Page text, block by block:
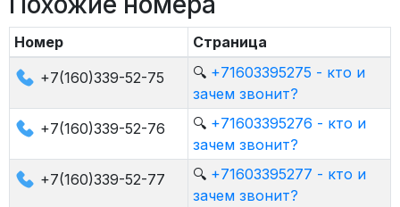
Номер
Страница
+7(160)339-52-75
🔍 +71603395275 - кто и
зачем звонит?
+7(160)339-52-76
🔍 +71603395276 - кто и
зачем звонит?
+7(160)339-52-77
🔍 +71603395277 - кто и
зачем звонит?